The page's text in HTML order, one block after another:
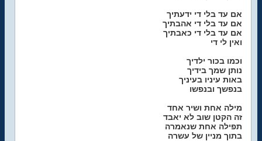
אם עד בלי די ידעתיך
אם עד בלי די אהבתיך
אם עד בלי די כאבתיך
ואין לי די
וכמו בכור ילדיך
נותן שמך בידיך
באות עיניו בעיניך
בנפשך ובנפשו
מילה אחת ושיר אחד
זה הקטן שוב לא יאבד
תפילה אחת שנאמרה
בתוך מניין של עשרה